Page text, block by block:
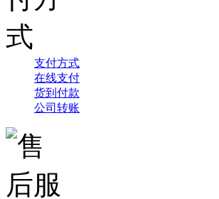
支付方式
在线支付
货到付款
公司转账